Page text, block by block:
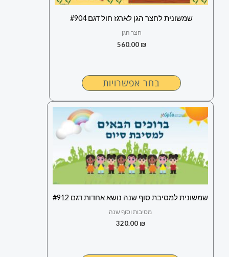
שמשונית לחצר הגן לארגז חול דגם #904
חצר הגן
560.00 ₪
בחר אפשרויות
לבחור
האפשרויות
שמשונית למסיבת סוף שנה נושא אחדות דגם #912
מסיבות וסוף שנה
320.00 ₪
למוצר
זה
יש
מספר
סוגים.
ניתן